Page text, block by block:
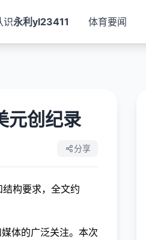
识永利yl23411 体育要闻
元创纪录
分享
构要求，全文约
体的广泛关注。本次